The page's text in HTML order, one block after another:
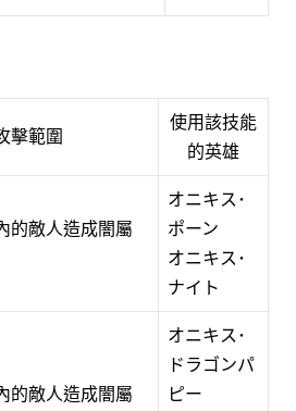
擊範圍
使用該技能
的英雄
的敵人造成闇屬
オニキス･
ポーン
オニキス･
ナイト
的敵人造成闇屬
オニキス･
ドラゴンパ
ピー